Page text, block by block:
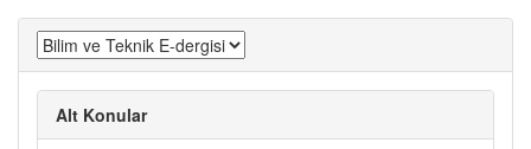
Alt Konular